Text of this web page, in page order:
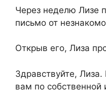
Через неделю Лизе
письмо от
Открыв его, Лиза
Здравствуйте,
вам по собственной